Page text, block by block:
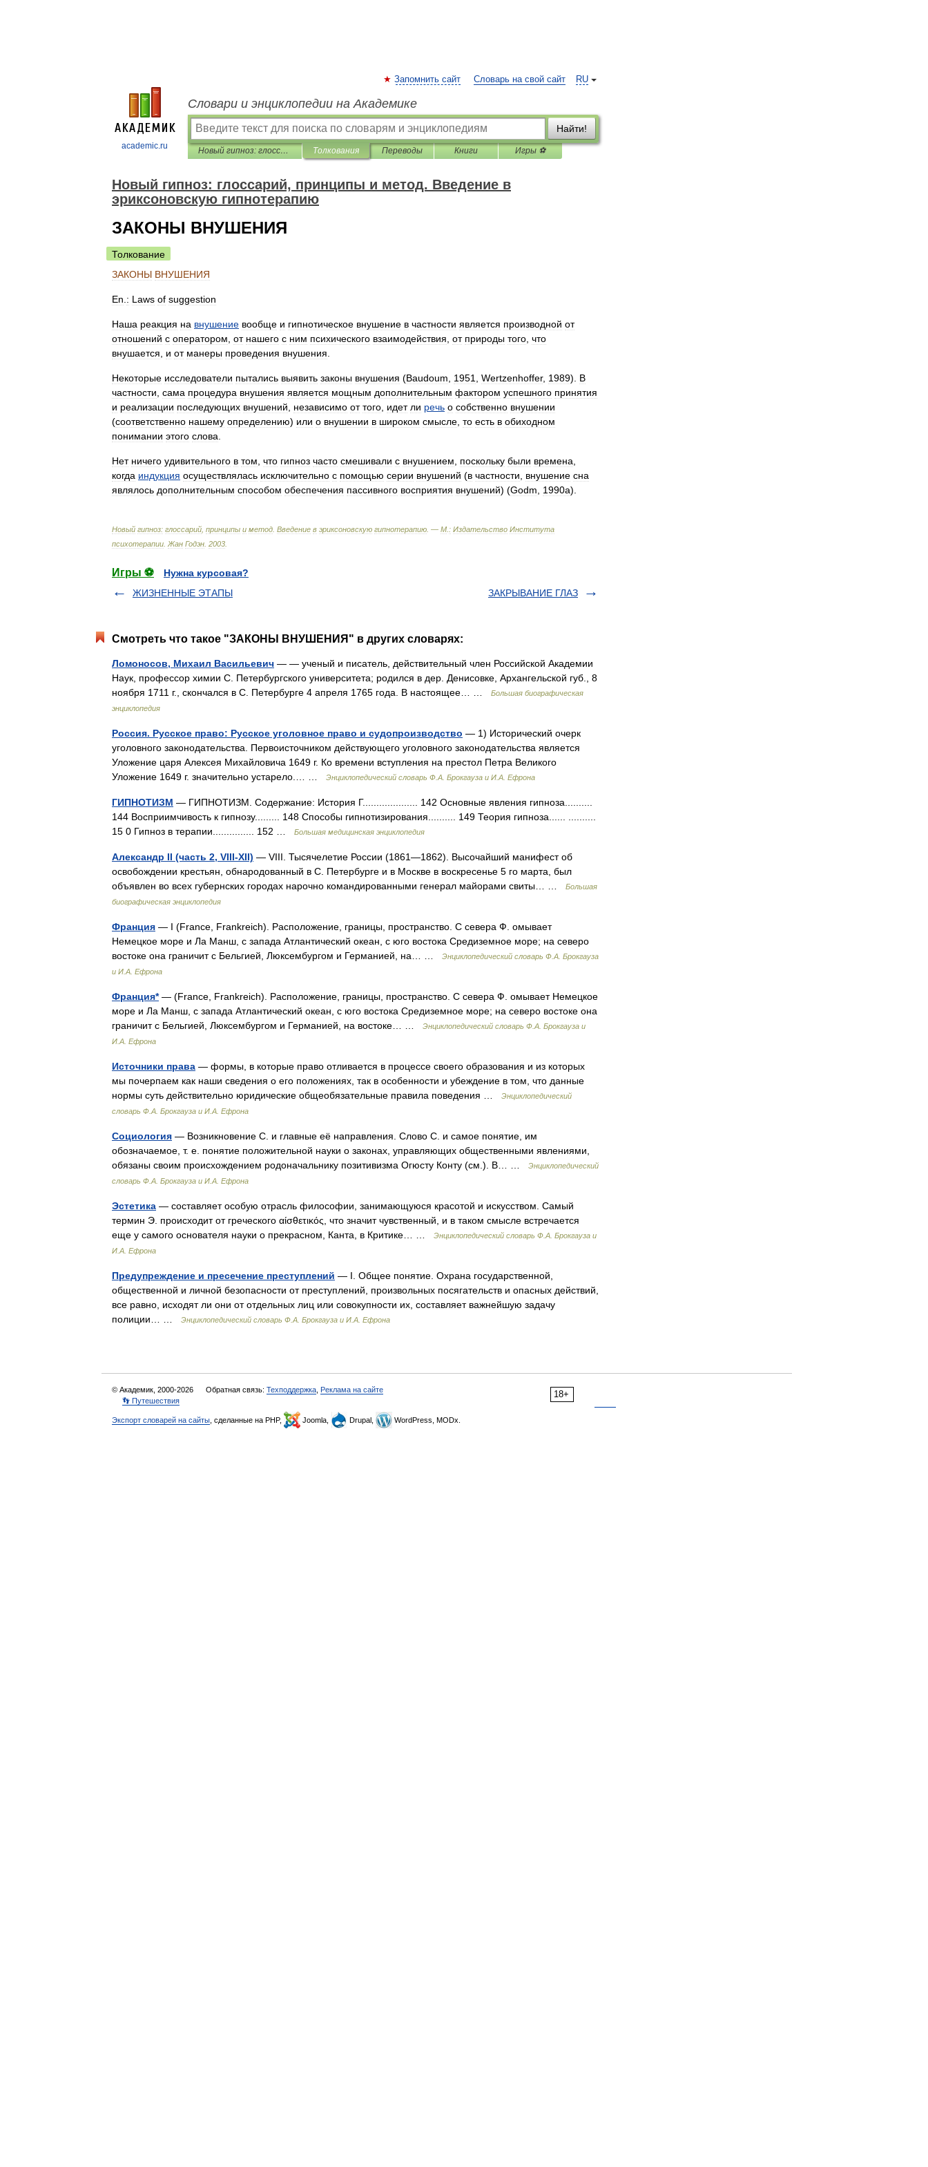
academic.ru
RU
Запомнить сайт Словарь на свой сайт
Словари и энциклопедии на Академике
Найти!
Новый гипноз: глоссарий, принципы и метод. Введение в эриксоновскую гипнотерапию Толкования Переводы Книги Игры ⚽
Новый гипноз: глоссарий, принципы и метод. Введение в
эриксоновскую гипнотерапию
ЗАКОНЫ ВНУШЕНИЯ
Толкование
ЗАКОНЫ ВНУШЕНИЯ
En : Laws of suggestion
Наша реакция на внушение вообще и гипнотическое внушение в частности является производной от
отношений с оператором от нашего с ним психического взаимодействия от природы того что
внушается
и от манеры проведения внушения
Некоторые исследователи пытались выявить законы внушения (Baudoum 1951 Wertzenhoffer, 1989). В
частности сама процедура внушения является мощным дополнительным фактором успешного принятия
и реализации последующих внушений независимо от того идет ли речь о собственно внушении
(соответственно нашему определению) или о внушении в широком смысле то есть в обиходном
понимании этого слова
Нет ничего удивительного в том что гипноз часто смешивали с внушением поскольку были времена
когда индукция осуществлялась исключительно с помощью серии внушений (в частности внушение сна
являлось дополнительным способом обеспечения пассивного восприятия внушений) (Godm 1990a).
Новый гипноз: глоссарий принципы и метод Введение в эриксоновскую гипнотерапию . — М : Издательство Института
психотерапии Жан Годэн 2003
Игры ⚽
Нужна курсовая?
ЖИЗНЕННЫЕ ЭТАПЫ
ЗАКРЫВАНИЕ ГЛАЗ
Смотреть что такое "ЗАКОНЫ ВНУШЕНИЯ" в других словарях:
Ломоносов, Михаил Васильевич — — ученый и писатель, действительный член Российской Академии
Наук, профессор химии С. Петербургского университета; родился в дер. Денисовке, Архангельской губ., 8
ноября 1711 г., скончался в С. Петербурге 4 апреля 1765 года. В настоящее… …
Большая биографическая
энциклопедия
Россия. Русское право: Русское уголовное право и судопроизводство — 1) Исторический очерк
уголовного законодательства. Первоисточником действующего уголовного законодательства является
Уложение царя Алексея Михайловича 1649 г. Ко времени вступления на престол Петра Великого
Уложение 1649 г. значительно устарело.… …
Энциклопедический словарь Ф.А. Брокгауза и И.А. Ефрона
ГИПНОТИЗМ — ГИПНОТИЗМ. Содержание: История Г.................... 142 Основные явления гипноза..........
144 Восприимчивость к гипнозу......... 148 Способы гипнотизирования.......... 149 Теория гипноза...... ..........
15 0 Гипноз в терапии............... 152 …
Большая медицинская энциклопедия
Александр II (часть 2, VIII-XII) — VIII. Тысячелетие России (1861—1862). Высочайший манифест об
освобождении крестьян, обнародованный в С. Петербурге и в Москве в воскресенье 5 го марта, был
объявлен во всех губернских городах нарочно командированными генерал майорами свиты… …
Большая
биографическая энциклопедия
Франция — I (France, Frankreich). Расположение, границы, пространство. С севера Ф. омывает
Немецкое море и Ла Манш, с запада Атлантический океан, с юго востока Средиземное море; на северо
востоке она граничит с Бельгией, Люксембургом и Германией, на… …
Энциклопедический словарь Ф.А. Брокгауза
и И.А. Ефрона
Франция*— (France, Frankreich). Расположение, границы, пространство. С севера Ф. омывает Немецкое
море и Ла Манш, с запада Атлантический океан, с юго востока Средиземное море; на северо востоке она
граничит с Бельгией, Люксембургом и Германией, на востоке… …
Энциклопедический словарь Ф.А. Брокгауза и
И.А. Ефрона
Источники права — формы, в которые право отливается в процессе своего образования и из которых
мы почерпаем как наши сведения о его положениях, так в особенности и убеждение в том, что данные
нормы суть действительно юридические общеобязательные правила поведения …
Энциклопедический
словарь Ф.А. Брокгауза и И.А. Ефрона
Социология — Возникновение С. и главные её направления. Слово С. и самое понятие, им
обозначаемое, т. е. понятие положительной науки о законах, управляющих общественными явлениями,
обязаны своим происхождением родоначальнику позитивизма Огюсту Конту (см.). В… …
Энциклопедический
словарь Ф.А. Брокгауза и И.А. Ефрона
Эстетика — составляет особую отрасль философии, занимающуюся красотой и искусством. Самый
термин Э. происходит от греческого αίσθετικός, что значит чувственный, и в таком смысле встречается
еще у самого основателя науки о прекрасном, Канта, в Критике… …
Энциклопедический словарь Ф.А. Брокгауза и
И.А. Ефрона
Предупреждение и пресечение преступлений — I. Общее понятие. Охрана государственной,
общественной и личной безопасности от преступлений, произвольных посягательств и опасных действий,
все равно, исходят ли они от отдельных лиц или совокупности их, составляет важнейшую задачу
полиции… …
Энциклопедический словарь Ф.А. Брокгауза и И.А. Ефрона
18+
© Академик, 2000-2026 Обратная связь: Техподдержка Реклама на сайте
👣 Путешествия
Экспорт словарей на сайты , сделанные на PHP, Joomla, Drupal, WordPress, MODx.